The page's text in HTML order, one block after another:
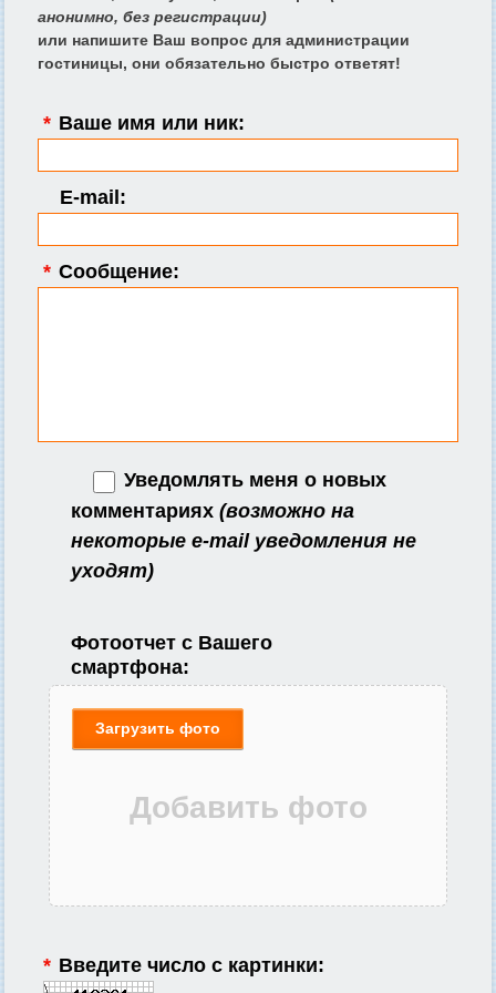
анонимно, без регистрации)
или напишите Ваш вопрос для администрации
гостиницы, они обязательно быстро ответят!
* Ваше имя или ник:
E-mail:
* Сообщение:
Уведомлять меня о новых
комментариях (возможно на
некоторые e-mail уведомления не
уходят)
Фотоотчет с Вашего
смартфона:
Загрузить фото
* Введите число с картинки: